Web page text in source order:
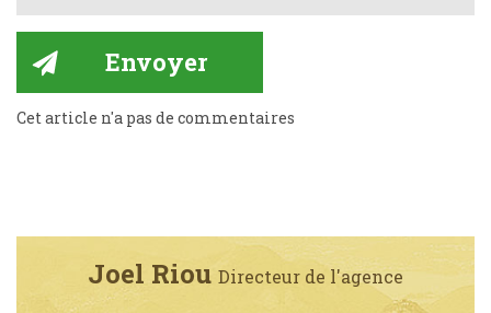
Cet article n'a pas de commentaires
Joel Riou Directeur de l'agence